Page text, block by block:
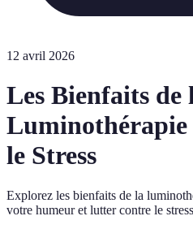
12 avril 2026
Les Bienfaits de
le Stress
Explorez les bienfaits de la
votre humeur et lutter contre le